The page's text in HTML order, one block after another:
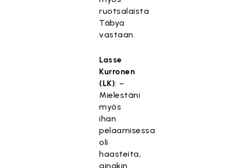
ruotsalaista
Täbya
vastaan.
Lasse
Kurronen
(LK): –
Mielestäni
myös
ihan
pelaamisessa
oli
haasteita,
ainakin